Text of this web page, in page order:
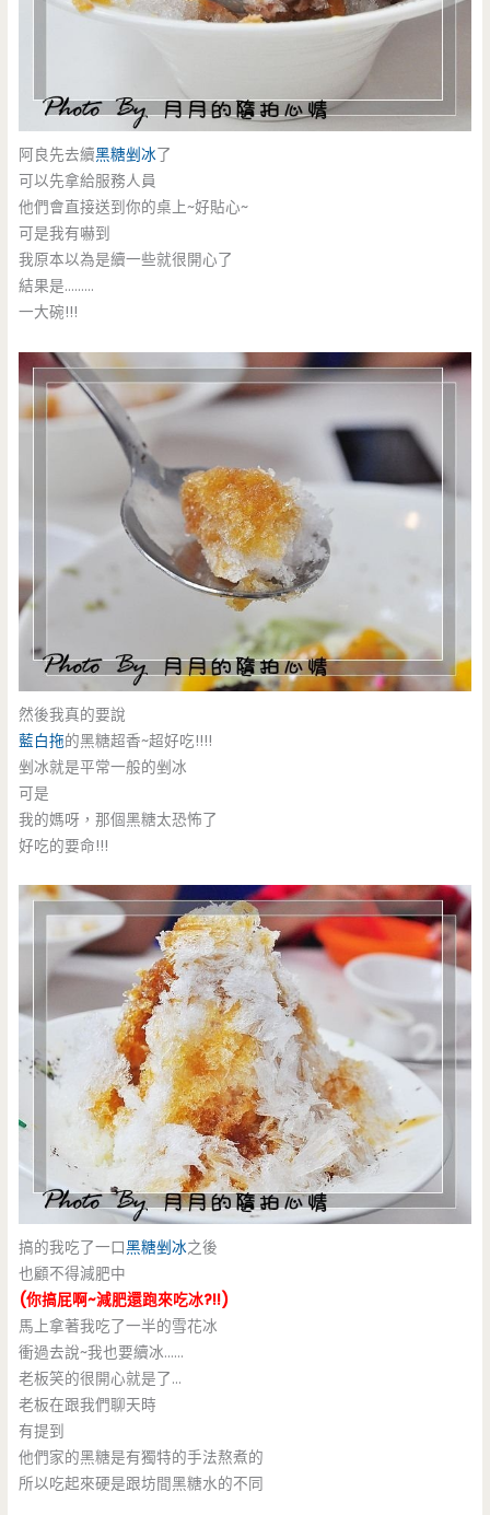
阿良先去續黑糖剉冰了
可以先拿給服務人員
他們會直接送到你的桌上~好貼心~
可是我有嚇到
我原本以為是續一些就很開心了
結果是………
一大碗!!!
然後我真的要說
藍白拖的黑糖超香~超好吃!!!!
剉冰就是平常一般的剉冰
可是
我的媽呀，那個黑糖太恐怖了
好吃的要命!!!
搞的我吃了一口黑糖剉冰之後
也顧不得減肥中
(你搞屁啊~減肥還跑來吃冰?!!)
馬上拿著我吃了一半的雪花冰
衝過去說~我也要續冰……
老板笑的很開心就是了…
老板在跟我們聊天時
有提到
他們家的黑糖是有獨特的手法熬煮的
所以吃起來硬是跟坊間黑糖水的不同